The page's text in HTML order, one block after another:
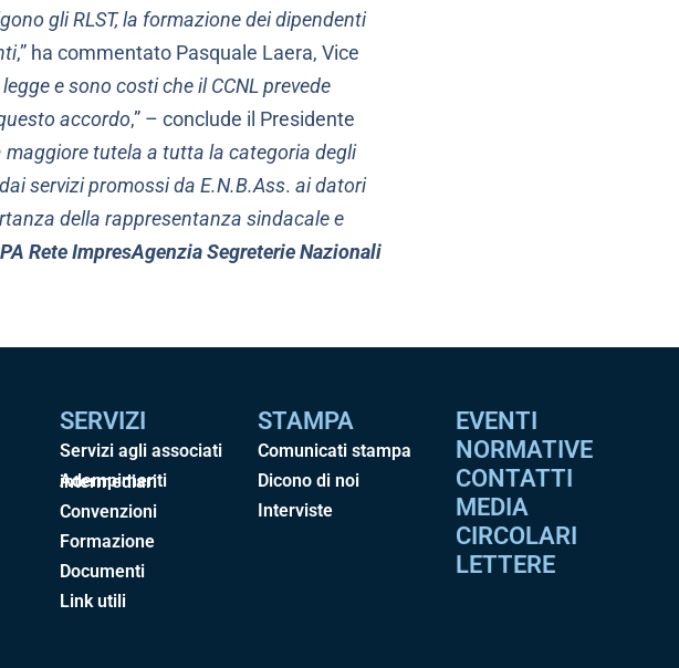
gli RLST, la formazione dei dipendenti
,” ha commentato Pasquale Laera, Vice
e sono costi che il CCNL prevede
accordo,” – conclude il Presidente
tutela a tutta la categoria degli
servizi promossi da E.N.B.Ass. ai datori
della rappresentanza sindacale e
Rete ImpresAgenziaSegreterie Nazionali
SERVIZI
Servizi agli associati
Adempimenti intermediari
Convenzioni
Formazione
Documenti
Link utili
STAMPA
Comunicati stampa
Dicono di noi
Interviste
EVENTI
NORMATIVE
CONTATTI
MEDIA
CIRCOLARI
LETTERE